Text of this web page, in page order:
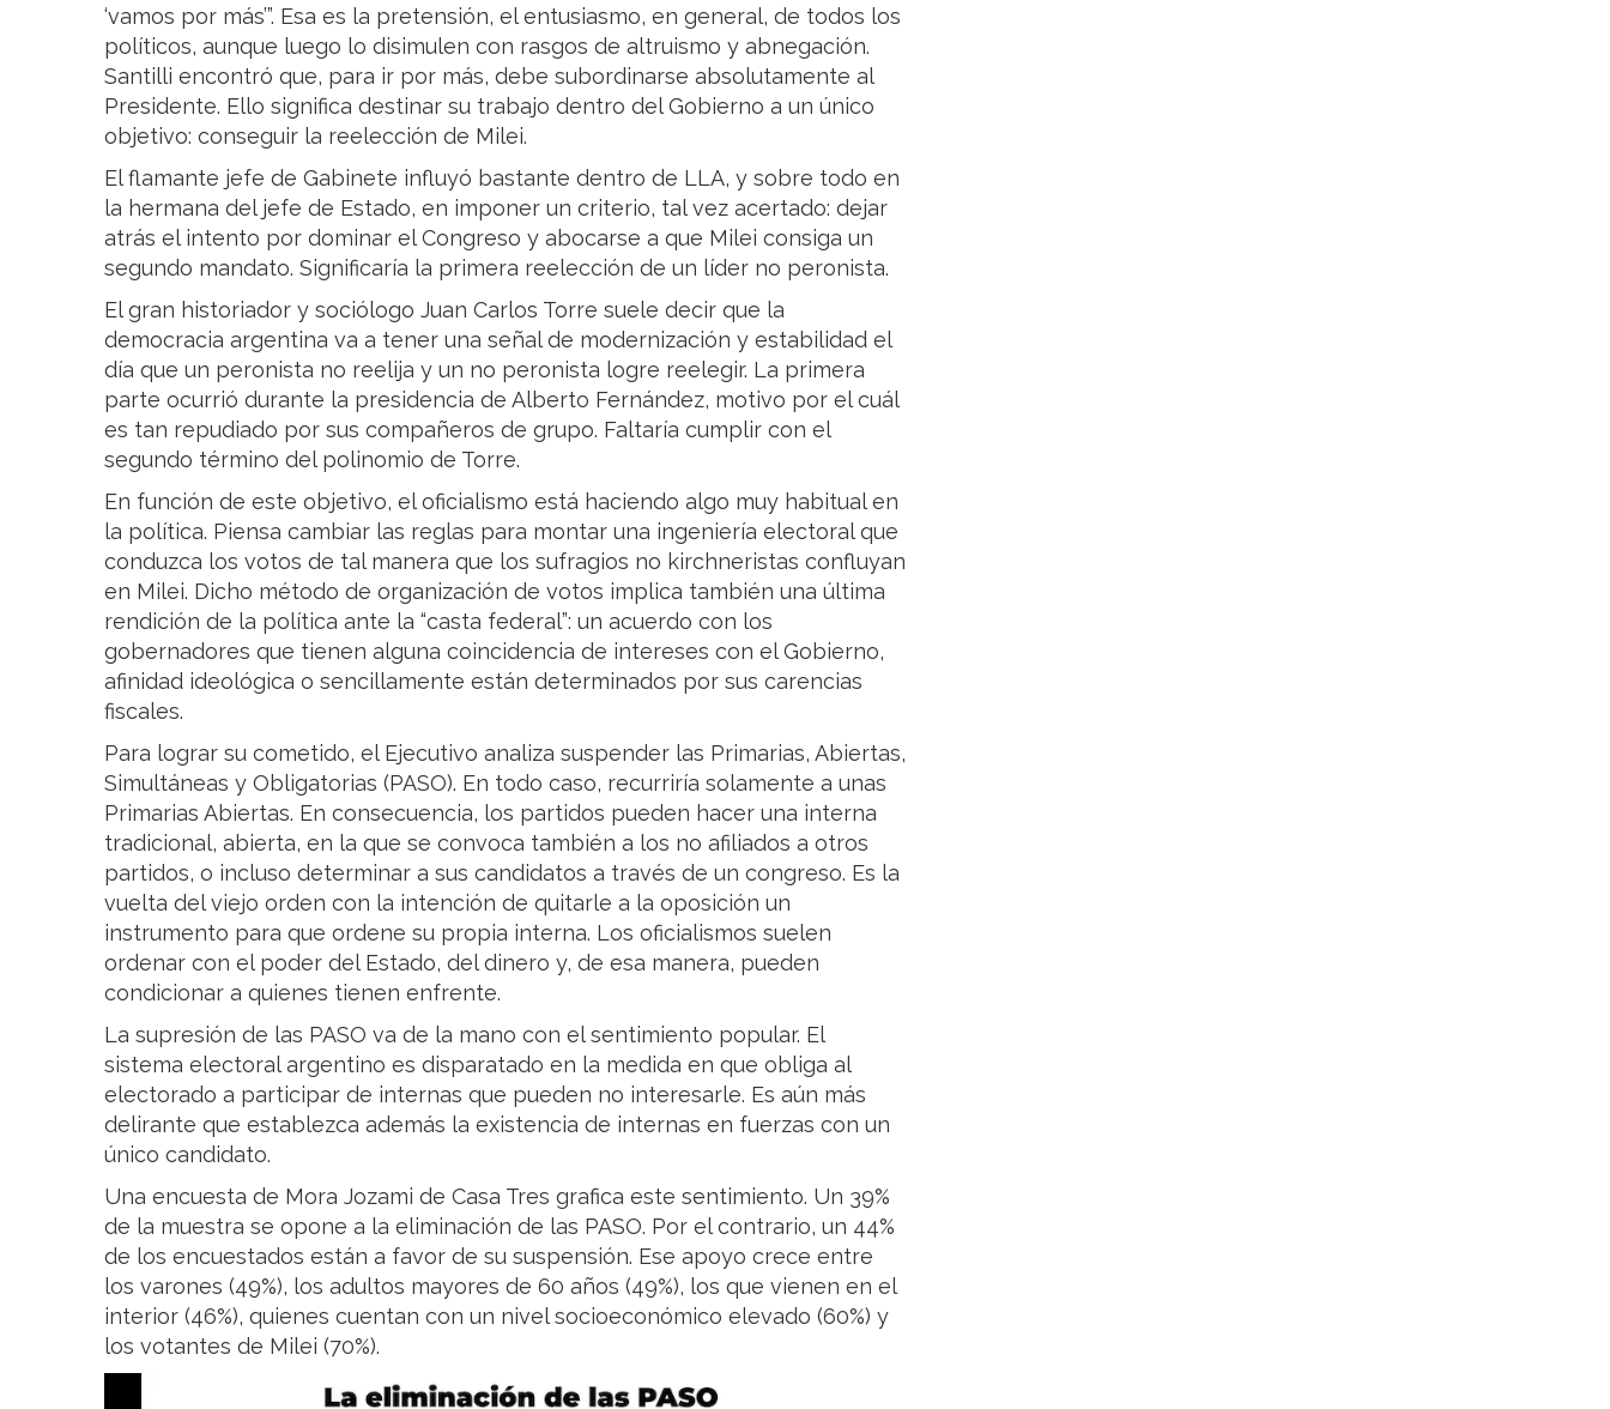
‘vamos por más’”. Esa es la pretensión, el entusiasmo, en general, de todos los
políticos, aunque luego lo disimulen con rasgos de altruismo y abnegación.
Santilli encontró que, para ir por más, debe subordinarse absolutamente al
Presidente. Ello significa destinar su trabajo dentro del Gobierno a un único
objetivo: conseguir la reelección de Milei.
El flamante jefe de Gabinete influyó bastante dentro de LLA, y sobre todo en
la hermana del jefe de Estado, en imponer un criterio, tal vez acertado: dejar
atrás el intento por dominar el Congreso y abocarse a que Milei consiga un
segundo mandato. Significaría la primera reelección de un líder no peronista.
El gran historiador y sociólogo Juan Carlos Torre suele decir que la
democracia argentina va a tener una señal de modernización y estabilidad el
día que un peronista no reelija y un no peronista logre reelegir. La primera
parte ocurrió durante la presidencia de Alberto Fernández, motivo por el cuál
es tan repudiado por sus compañeros de grupo. Faltaría cumplir con el
segundo término del polinomio de Torre.
En función de este objetivo, el oficialismo está haciendo algo muy habitual en
la política. Piensa cambiar las reglas para montar una ingeniería electoral que
conduzca los votos de tal manera que los sufragios no kirchneristas confluyan
en Milei. Dicho método de organización de votos implica también una última
rendición de la política ante la “casta federal”: un acuerdo con los
gobernadores que tienen alguna coincidencia de intereses con el Gobierno,
afinidad ideológica o sencillamente están determinados por sus carencias
fiscales.
Para lograr su cometido, el Ejecutivo analiza suspender las Primarias, Abiertas,
Simultáneas y Obligatorias (PASO). En todo caso, recurriría solamente a unas
Primarias Abiertas. En consecuencia, los partidos pueden hacer una interna
tradicional, abierta, en la que se convoca también a los no afiliados a otros
partidos, o incluso determinar a sus candidatos a través de un congreso. Es la
vuelta del viejo orden con la intención de quitarle a la oposición un
instrumento para que ordene su propia interna. Los oficialismos suelen
ordenar con el poder del Estado, del dinero y, de esa manera, pueden
condicionar a quienes tienen enfrente.
La supresión de las PASO va de la mano con el sentimiento popular. El
sistema electoral argentino es disparatado en la medida en que obliga al
electorado a participar de internas que pueden no interesarle. Es aún más
delirante que establezca además la existencia de internas en fuerzas con un
único candidato.
Una encuesta de Mora Jozami de Casa Tres grafica este sentimiento. Un 39%
de la muestra se opone a la eliminación de las PASO. Por el contrario, un 44%
de los encuestados están a favor de su suspensión. Ese apoyo crece entre
los varones (49%), los adultos mayores de 60 años (49%), los que vienen en el
interior (46%), quienes cuentan con un nivel socioeconómico elevado (60%) y
los votantes de Milei (70%).